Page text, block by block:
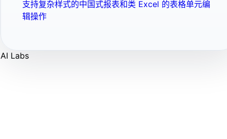
支持复杂样式的中国式报表和类 Excel 的表格单元编
辑操作
AI Labs